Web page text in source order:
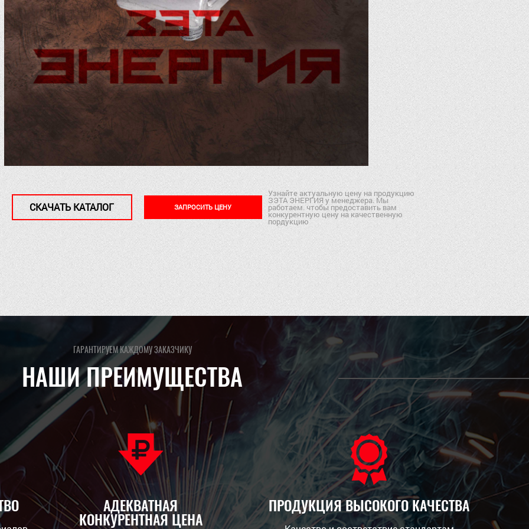
СКАЧАТЬ КАТАЛОГ ЗАПРОСИТЬ ЦЕНУ
Узнайте актуальную цену на продукцию
ЗЭТА ЭНЕРГИЯ у менеджера. Мы
работаем. чтобы предоставить вам
конкурентную цену на качественную
пордукцию
ГАРАНТИРУЕМ КАЖДОМУ ЗАКАЗЧИКУ
НАШИ ПРЕИМУЩЕСТВА
АДЕКВАТНАЯ
КОНКУРЕНТНАЯ ЦЕНА
ПРОДУКЦИЯ ВЫСОКОГО КАЧЕСТВА